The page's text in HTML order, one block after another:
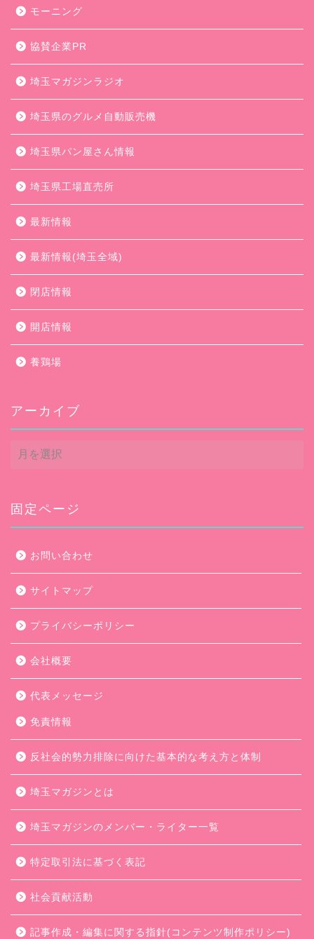
モーニング
協賛企業PR
埼玉マガジンラジオ
埼玉県のグルメ自動販売機
埼玉県パン屋さん情報
埼玉県工場直売所
最新情報
最新情報(埼玉全域)
閉店情報
開店情報
養鶏場
アーカイブ
ア
ー
ブ
固定ページ
お問い合わせ
サイトマップ
プライバシーポリシー
会社概要
代表メッセージ
免責情報
反社会的勢力排除に向けた基本的な考え方と体制
埼玉マガジンとは
埼玉マガジンのメンバー・ライター一覧
特定取引法に基づく表記
社会貢献活動
記事作成・編集に関する指針(コンテンツ制作ポリシー)